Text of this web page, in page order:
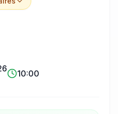
10:00